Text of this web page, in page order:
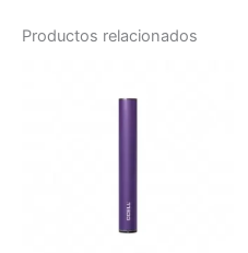
Productos relacionados